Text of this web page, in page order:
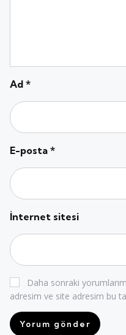
Ad *
E-posta *
İnternet sitesi
Daha sonraki
adresim ve site adresim bu